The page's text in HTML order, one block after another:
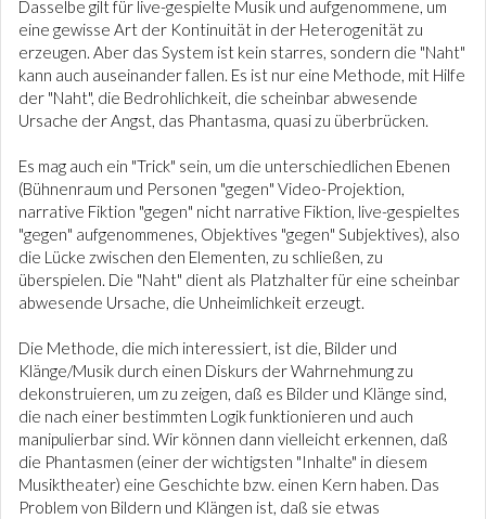
Dasselbe gilt für live-gespielte Musik und aufgenommene, um
eine gewisse Art der Kontinuität in der Heterogenität zu
erzeugen. Aber das System ist kein starres, sondern die "Naht"
kann auch auseinander fallen. Es ist nur eine Methode, mit Hilfe
der "Naht", die Bedrohlichkeit, die scheinbar abwesende
Ursache der Angst, das Phantasma, quasi zu überbrücken.
Es mag auch ein "Trick" sein, um die unterschiedlichen Ebenen
(Bühnenraum und Personen "gegen" Video-Projektion,
narrative Fiktion "gegen" nicht narrative Fiktion, live-gespieltes
"gegen" aufgenommenes, Objektives "gegen" Subjektives), also
die Lücke zwischen den Elementen, zu schließen, zu
überspielen. Die "Naht" dient als Platzhalter für eine scheinbar
abwesende Ursache, die Unheimlichkeit erzeugt.
Die Methode, die mich interessiert, ist die, Bilder und
Klänge/Musik durch einen Diskurs der Wahrnehmung zu
dekonstruieren, um zu zeigen, daß es Bilder und Klänge sind,
die nach einer bestimmten Logik funktionieren und auch
manipulierbar sind. Wir können dann vielleicht erkennen, daß
die Phantasmen (einer der wichtigsten "Inhalte" in diesem
Musiktheater) eine Geschichte bzw. einen Kern haben. Das
Problem von Bildern und Klängen ist, daß sie etwas